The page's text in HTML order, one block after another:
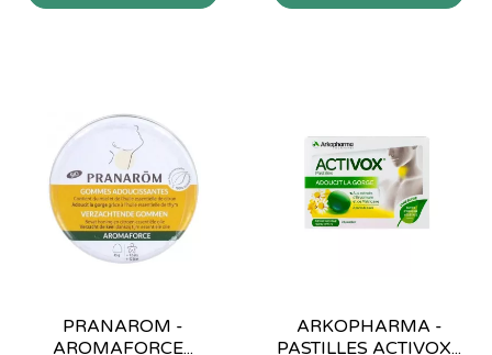
PRANAROM -
AROMAFORCE...
ARKOPHARMA -
PASTILLES ACTIVOX...